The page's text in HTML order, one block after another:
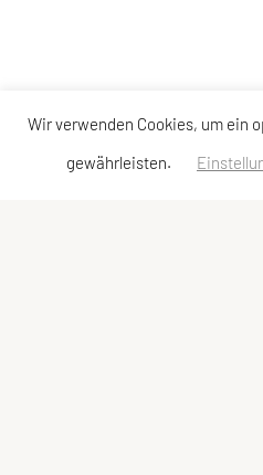
Wir verwenden Cookies, um ein
gewährleisten.